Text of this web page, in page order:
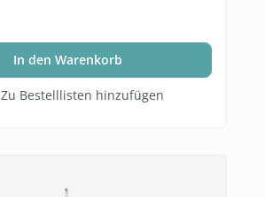
In den Warenkorb
Zu Bestelllisten hinzufügen